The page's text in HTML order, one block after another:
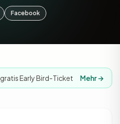
Facebook
gratis Early Bird-Ticket Mehr →